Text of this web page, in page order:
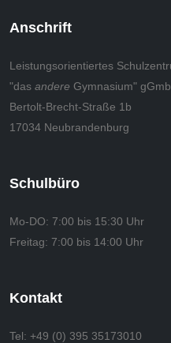
Anschrift
Leistungsorientiertes
"das andere Gymnasium"
Bertolt-Brecht-Straße 1b
17034 Neubrandenburg
Schulbüro
Mo-DO: 7:00 bis 15:30 Uhr
Freitag: 7:00 bis 14:00 Uhr
Kontakt
Tel: +49 (0) 395 35173010